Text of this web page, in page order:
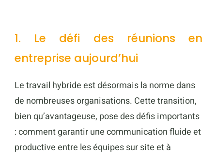
1. Le défi des réunions en
entreprise aujourd’hui
Le travail hybride est désormais la norme dans
de nombreuses organisations. Cette transition,
bien qu’avantageuse, pose des défis importants
: comment garantir une communication fluide et
productive entre les équipes sur site et à